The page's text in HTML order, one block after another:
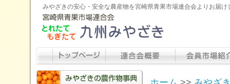
みやざきの安心・安全な農産物を宮崎県青果市場連合会よりお届け